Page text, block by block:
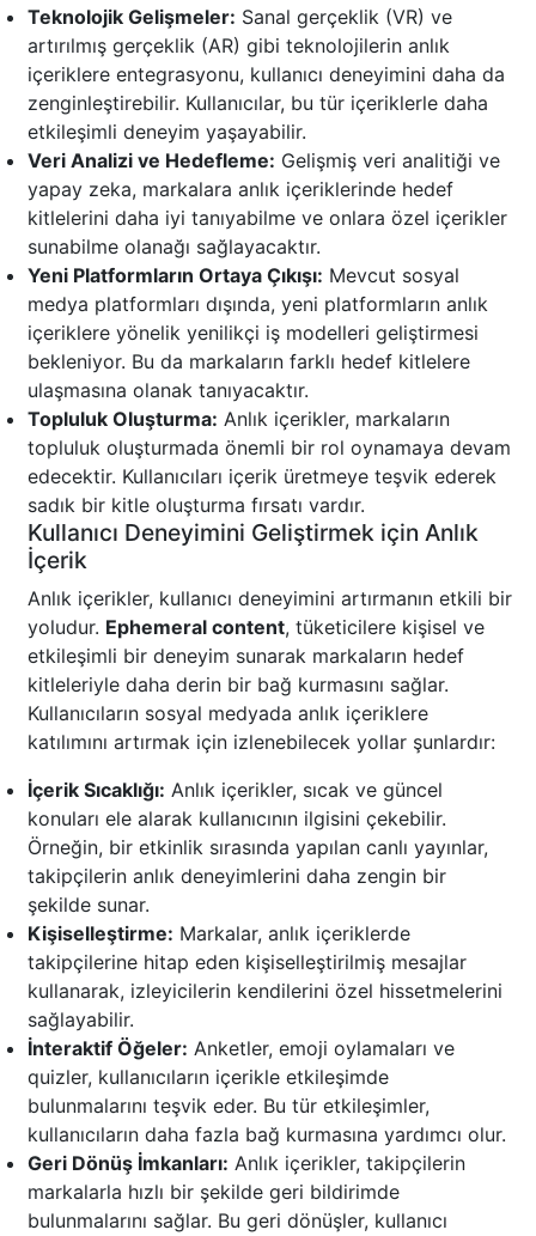
Teknolojik Gelişmeler: Sanal gerçeklik (VR) ve
artırılmış gerçeklik (AR) gibi teknolojilerin anlık
içeriklere entegrasyonu, kullanıcı deneyimini daha da
zenginleştirebilir. Kullanıcılar, bu tür içeriklerle daha
etkileşimli deneyim yaşayabilir.
Veri Analizi ve Hedefleme: Gelişmiş veri analitiği ve
yapay zeka, markalara anlık içeriklerinde hedef
kitlelerini daha iyi tanıyabilme ve onlara özel içerikler
sunabilme olanağı sağlayacaktır.
Yeni Platformların Ortaya Çıkışı: Mevcut sosyal
medya platformları dışında, yeni platformların anlık
içeriklere yönelik yenilikçi iş modelleri geliştirmesi
bekleniyor. Bu da markaların farklı hedef kitlelere
ulaşmasına olanak tanıyacaktır.
Topluluk Oluşturma: Anlık içerikler, markaların
topluluk oluşturmada önemli bir rol oynamaya devam
edecektir. Kullanıcıları içerik üretmeye teşvik ederek
sadık bir kitle oluşturma fırsatı vardır.
Kullanıcı Deneyimini Geliştirmek için Anlık
İçerik
Anlık içerikler, kullanıcı deneyimini artırmanın etkili bir
yoludur. Ephemeral content, tüketicilere kişisel ve
etkileşimli bir deneyim sunarak markaların hedef
kitleleriyle daha derin bir bağ kurmasını sağlar.
Kullanıcıların sosyal medyada anlık içeriklere
katılımını artırmak için izlenebilecek yollar şunlardır:
İçerik Sıcaklığı: Anlık içerikler, sıcak ve güncel
konuları ele alarak kullanıcının ilgisini çekebilir.
Örneğin, bir etkinlik sırasında yapılan canlı yayınlar,
takipçilerin anlık deneyimlerini daha zengin bir
şekilde sunar.
Kişiselleştirme: Markalar, anlık içeriklerde
takipçilerine hitap eden kişiselleştirilmiş mesajlar
kullanarak, izleyicilerin kendilerini özel hissetmelerini
sağlayabilir.
İnteraktif Öğeler: Anketler, emoji oylamaları ve
quizler, kullanıcıların içerikle etkileşimde
bulunmalarını teşvik eder. Bu tür etkileşimler,
kullanıcıların daha fazla bağ kurmasına yardımcı olur.
Geri Dönüş İmkanları: Anlık içerikler, takipçilerin
markalarla hızlı bir şekilde geri bildirimde
bulunmalarını sağlar. Bu geri dönüşler, kullanıcı